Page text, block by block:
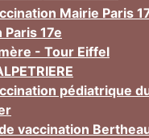
Mairie Paris
Paris 17e
- Tour Eiffel
pédiatrique
vaccination